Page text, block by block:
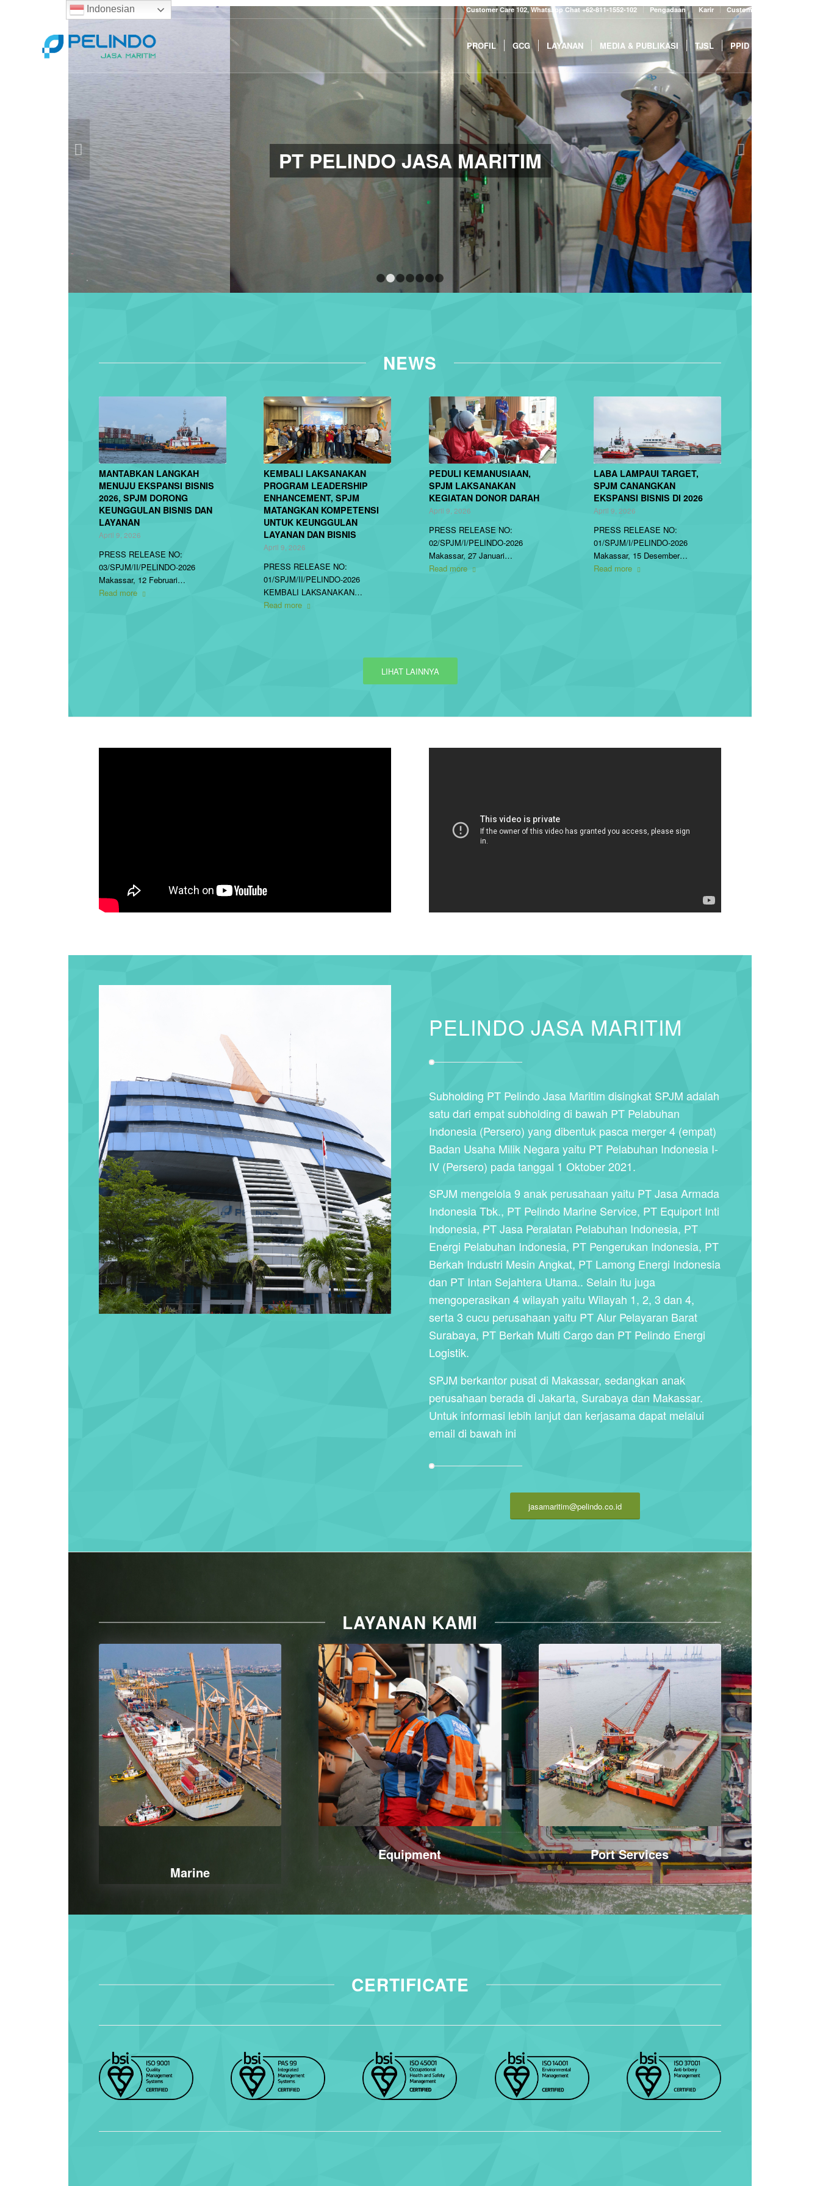
Customer Care 102, Whatsapp Chat +62-811-1552-102 Pengadaan Karir Customer Portal
PROFIL GCG LAYANAN MEDIA & PUBLIKASI TJSL PPID
Next
1 3 4 6
PT PELINDO JASA MARITIM
NEWS
MANTABKAN LANGKAH
MENUJU EKSPANSI BISNIS
2026, SPJM DORONG
KEUNGGULAN BISNIS DAN
LAYANAN
April 9, 2026
PRESS RELEASE NO:
03/SPJM/II/PELINDO-2026
Makassar, 12 Februari…
Read more
KEMBALI LAKSANAKAN
PROGRAM LEADERSHIP
ENHANCEMENT, SPJM
MATANGKAN KOMPETENSI
UNTUK KEUNGGULAN
LAYANAN DAN BISNIS
April 9, 2026
PRESS RELEASE NO:
01/SPJM/II/PELINDO-2026
KEMBALI LAKSANAKAN…
Read more
PEDULI KEMANUSIAAN,
SPJM LAKSANAKAN
KEGIATAN DONOR DARAH
April 9, 2026
PRESS RELEASE NO:
02/SPJM/I/PELINDO-2026
Makassar, 27 Januari…
Read more
LABA LAMPAUI TARGET,
SPJM CANANGKAN
EKSPANSI BISNIS DI 2026
April 9, 2026
PRESS RELEASE NO:
01/SPJM/I/PELINDO-2026
Makassar, 15 Desember…
Read more
LIHAT LAINNYA
PELINDO JASA MARITIM
Subholding PT Pelindo Jasa Maritim disingkat SPJM adalah
satu dari empat subholding di bawah PT Pelabuhan
Indonesia (Persero) yang dibentuk pasca merger 4 (empat)
Badan Usaha Milik Negara yaitu PT Pelabuhan Indonesia I-
IV (Persero) pada tanggal 1 Oktober 2021.
SPJM mengelola 9 anak perusahaan yaitu PT Jasa Armada
Indonesia Tbk., PT Pelindo Marine Service, PT Equiport Inti
Indonesia, PT Jasa Peralatan Pelabuhan Indonesia, PT
Energi Pelabuhan Indonesia, PT Pengerukan Indonesia, PT
Berkah Industri Mesin Angkat, PT Lamong Energi Indonesia
dan PT Intan Sejahtera Utama.. Selain itu juga
mengoperasikan 4 wilayah yaitu Wilayah 1, 2, 3 dan 4,
serta 3 cucu perusahaan yaitu PT Alur Pelayaran Barat
Surabaya, PT Berkah Multi Cargo dan PT Pelindo Energi
Logistik.
SPJM berkantor pusat di Makassar, sedangkan anak
perusahaan berada di Jakarta, Surabaya dan Makassar.
Untuk informasi lebih lanjut dan kerjasama dapat melalui
email di bawah ini
jasamaritim@pelindo.co.id
LAYANAN KAMI
Marine
Equipment Port Services
CERTIFICATE
Indonesian